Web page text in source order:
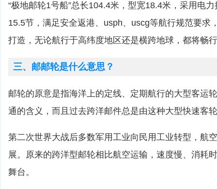
“极地邮轮1号船”总长104.4米，型宽18.4米，采用电
15.5节，满足安全返港、usph、uscg等航行规范要求
打造，无论航行于高纬度地区还是横跨地球，都将畅
三、邮邮轮是什么意思？
邮轮的原意是指海洋上的定线、定期航行的大型客运
通的含义，而且过去跨洋邮件总是由这种大型快速客
第二次世界大战后多数军用工业向民用工业转型，航
展。原来的跨洋型邮轮相比航空运输，速度慢、消耗
舞台。